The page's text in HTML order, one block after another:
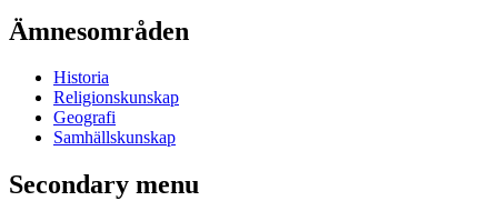
Ämnesområden
Historia
Religionskunskap
Geografi
Samhällskunskap
Secondary menu